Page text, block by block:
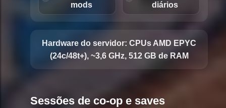
mods
diários
Hardware do servidor: CPUs AMD EPYC
(24c/48t+), ~3,6 GHz, 512 GB de RAM
Sessões de co-op e saves